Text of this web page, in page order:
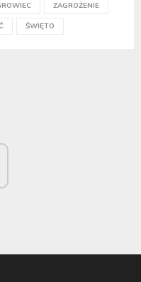
ZAGROŻENIE
ŚWIĘTO